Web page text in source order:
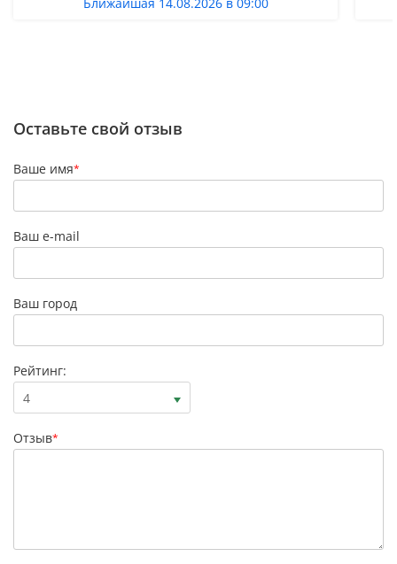
Оставьте свой отзыв
Ваше имя*
Ваш e-mail
Ваш город
Рейтинг:
4
Отзыв*